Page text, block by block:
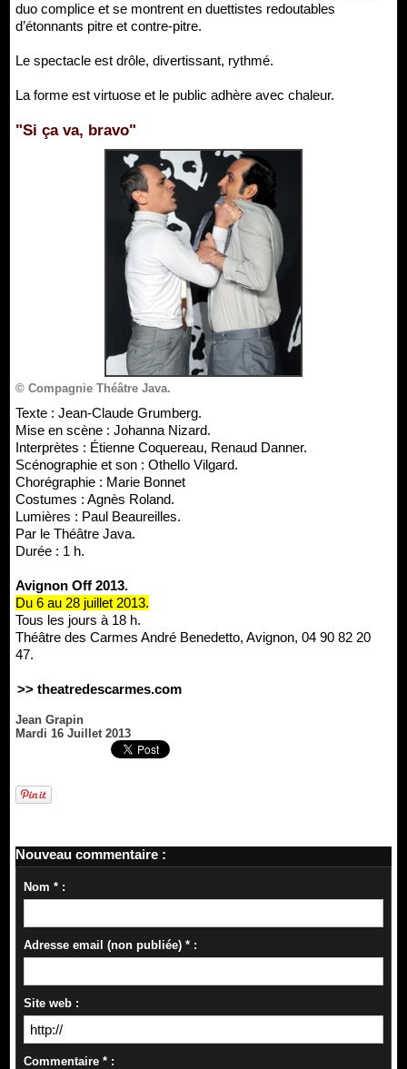
duo complice et se montrent en duettistes redoutables
d’étonnants pitre et contre-pitre.
Le spectacle est drôle, divertissant, rythmé.
La forme est virtuose et le public adhère avec chaleur.
"Si ça va, bravo"
© Compagnie Théâtre Java.
Texte : Jean-Claude Grumberg.
Mise en scène : Johanna Nizard.
Interprètes : Étienne Coquereau, Renaud Danner.
Scénographie et son : Othello Vilgard.
Chorégraphie : Marie Bonnet
Costumes : Agnès Roland.
Lumières : Paul Beaureilles.
Par le Théâtre Java.
Durée : 1 h.
Avignon Off 2013.
Du 6 au 28 juillet 2013.
Tous les jours à 18 h.
Théâtre des Carmes André Benedetto, Avignon, 04 90 82 20
47.
>> theatredescarmes.com
Jean Grapin
Mardi 16 Juillet 2013
Nouveau commentaire :
Nom * :
Adresse email (non publiée) * :
Site web :
Commentaire * :